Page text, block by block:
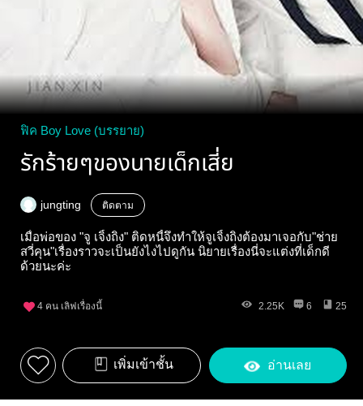
ฟิค Boy Love (บรรยาย)
รักร้ายๆของนายเด็กเสี่ย
jungting ติดตาม
เมื่อพ่อของ "จู เจิ้งถิง" ติดหนี้จึงทำให้จูเจิ้งถิงต้องมาเจอกับ"ช่าย
สวี่คุน"เรื่องราวจะเป็นยังไงไปดูกัน นิยายเรื่องนี่จะแต่งที่เด็กดี
ด้วยนะค่ะ
4 คน เลิฟเรื่องนี้ 2.25K 6 25
เพิ่มเข้าชั้น อ่านเลย